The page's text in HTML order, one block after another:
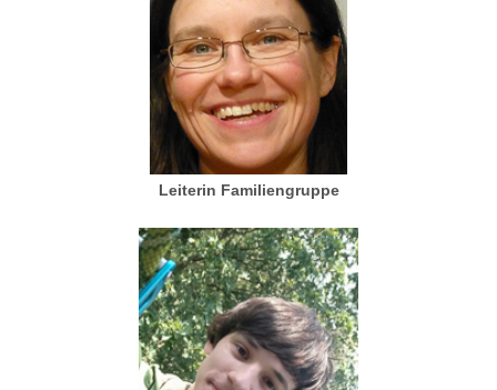
Leiterin Familiengruppe